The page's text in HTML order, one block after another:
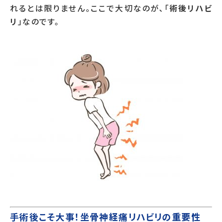
れるとは限りません。ここで大切なのが、「術後リハビ
リ」なのです。
手術後こそ大事！坐骨神経痛リハビリの重要性